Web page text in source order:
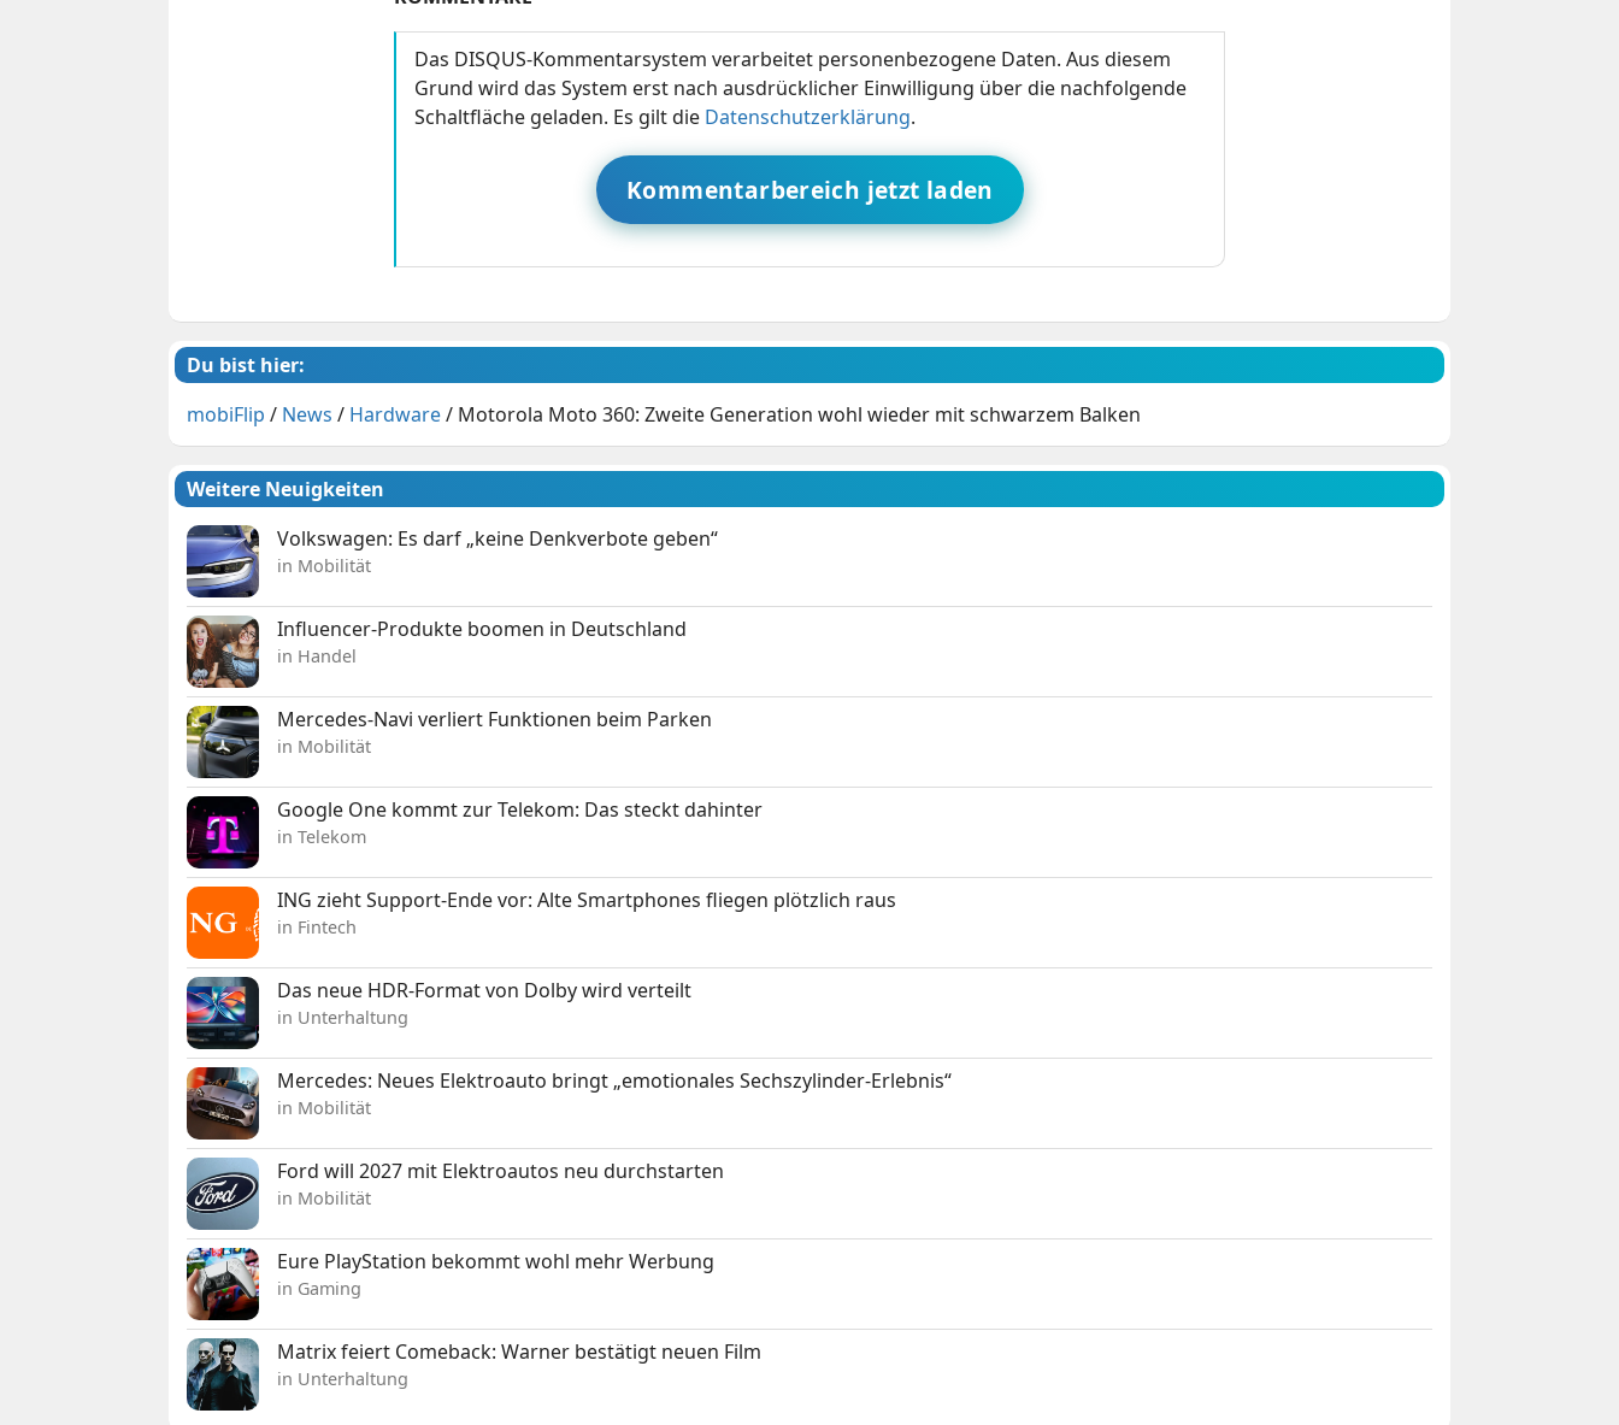
Das DISQUS-Kommentarsystem verarbeitet personenbezogene Daten. Aus diesem
Grund wird das System erst nach ausdrücklicher Einwilligung über die nachfolgende
Schaltfläche geladen. Es gilt die Datenschutzerklärung.
Kommentarbereich jetzt laden
Du bist hier:
mobiFlip / News / Hardware/ Motorola Moto 360: Zweite Generation wohl wieder mit schwarzem Balken
Weitere Neuigkeiten
Volkswagen: Es darf „keine Denkverbote geben“
in Mobilität
Influencer-Produkte boomen in Deutschland
in Handel
Mercedes-Navi verliert Funktionen beim Parken
in Mobilität
Google One kommt zur Telekom: Das steckt dahinter
in Telekom
ING zieht Support-Ende vor: Alte Smartphones fliegen plötzlich raus
in Fintech
Das neue HDR-Format von Dolby wird verteilt
in Unterhaltung
Mercedes: Neues Elektroauto bringt „emotionales Sechszylinder-Erlebnis“
in Mobilität
Ford will 2027 mit Elektroautos neu durchstarten
in Mobilität
Eure PlayStation bekommt wohl mehr Werbung
in Gaming
Matrix feiert Comeback: Warner bestätigt neuen Film
in Unterhaltung